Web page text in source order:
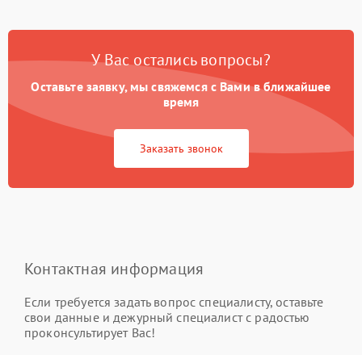
У Вас остались вопросы?
Оставьте заявку, мы свяжемся с Вами в ближайшее
время
Заказать звонок
Контактная информация
Если требуется задать вопрос специалисту, оставьте
свои данные и дежурный специалист с радостью
проконсультирует Вас!